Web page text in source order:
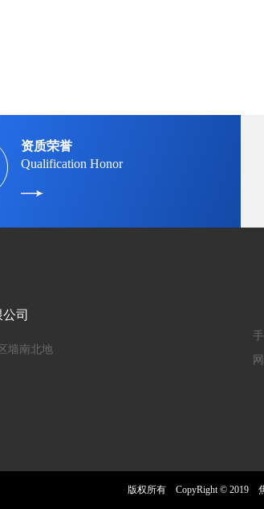
资质荣誉
Qualification Honor
司
墙南北地
版权所有 CopyRight © 2019